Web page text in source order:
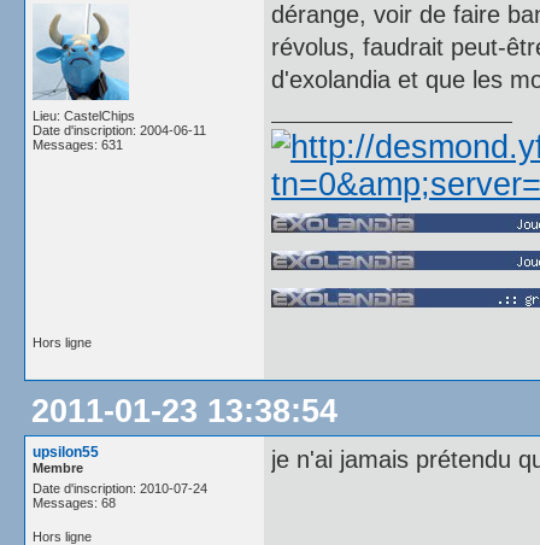
Lieu: CastelChips
Date d'inscription: 2004-06-11
Messages: 631
dérange, voir de faire
révolus, faudrait peut-
d'exolandia et que les
Hors ligne
2011-01-23 13:38:54
upsilon55
Membre
Date d'inscription: 2010-07-24
Messages: 68
je n'ai jamais prétendu
Hors ligne